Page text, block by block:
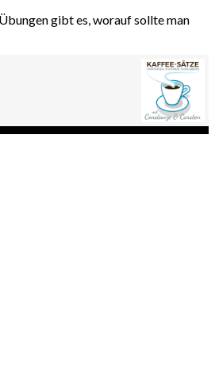
gibt es, worauf sollte man